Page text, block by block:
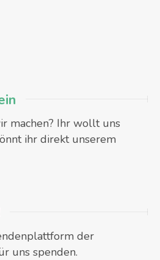
machen? Ihr wollt uns
ihr direkt unserem
der
uns spenden.